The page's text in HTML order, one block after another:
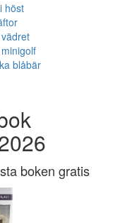
höst
blåbär
boken gratis